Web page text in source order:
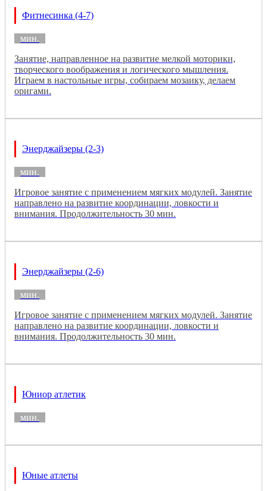
Фитнесинка (4-7)
мин.
Занятие, направленное на развитие мелкой моторики,
творческого воображения и логического мышления.
Играем в настольные игры, собираем мозаику, делаем
оригами.
Энерджайзеры (2-3)
мин.
Игровое занятие с применением мягких модулей. Занятие
направлено на развитие координации, ловкости и
внимания. Продолжительность 30 мин.
Энерджайзеры (2-6)
мин.
Игровое занятие с применением мягких модулей. Занятие
направлено на развитие координации, ловкости и
внимания. Продолжительность 30 мин.
Юниор атлетик
мин.
Юные атлеты